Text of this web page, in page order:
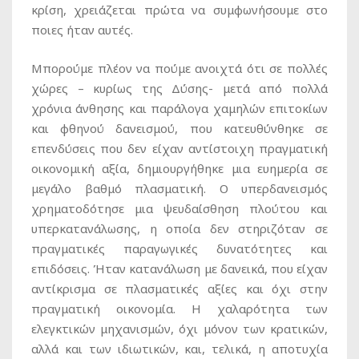
κρίση, χρειάζεται πρώτα να συμφωνήσουμε στο
ποιες ήταν αυτές.
Μπορούμε πλέον να πούμε ανοιχτά ότι σε πολλές
χώρες – κυρίως της Δύσης- μετά από πολλά
χρόνια άνθησης και παράλογα χαμηλών επιτοκίων
και φθηνού δανεισμού, που κατευθύνθηκε σε
επενδύσεις που δεν είχαν αντίστοιχη πραγματική
οικονομική αξία, δημιουργήθηκε μια ευημερία σε
μεγάλο βαθμό πλασματική. Ο υπερδανεισμός
χρηματοδότησε μια ψευδαίσθηση πλούτου και
υπερκατανάλωσης, η οποία δεν στηριζόταν σε
πραγματικές παραγωγικές δυνατότητες και
επιδόσεις. Ήταν κατανάλωση με δανεικά, που είχαν
αντίκρισμα σε πλασματικές αξίες και όχι στην
πραγματική οικονομία. Η χαλαρότητα των
ελεγκτικών μηχανισμών, όχι μόνον των κρατικών,
αλλά και των ιδιωτικών, και, τελικά, η αποτυχία